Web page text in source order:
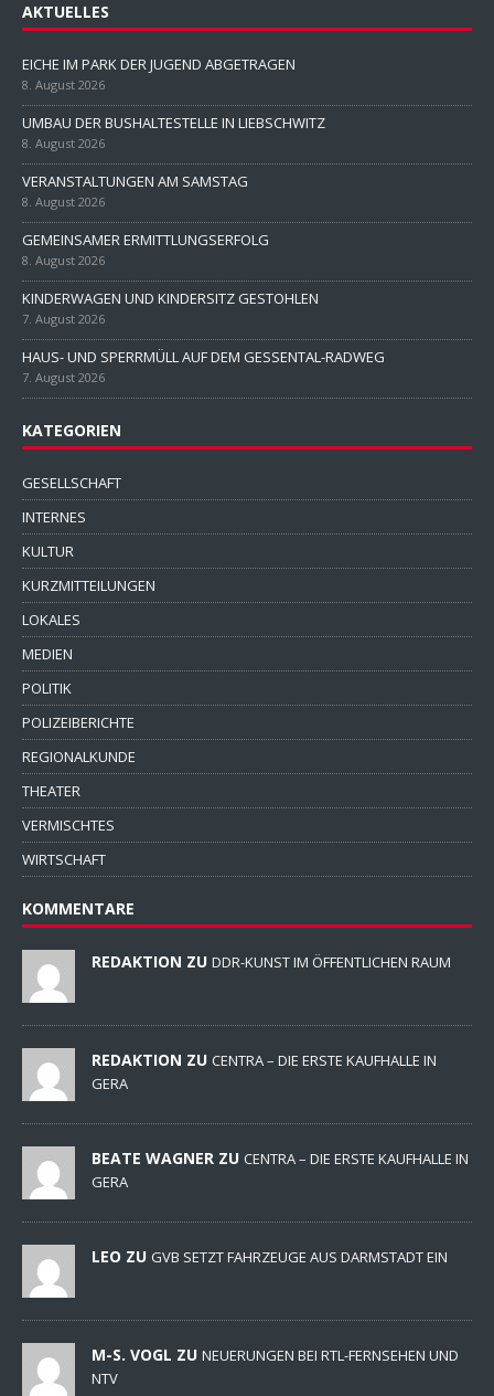
AKTUELLES
EICHE IM PARK DER JUGEND ABGETRAGEN
8. August 2026
UMBAU DER BUSHALTESTELLE IN LIEBSCHWITZ
8. August 2026
VERANSTALTUNGEN AM SAMSTAG
8. August 2026
GEMEINSAMER ERMITTLUNGSERFOLG
8. August 2026
KINDERWAGEN UND KINDERSITZ GESTOHLEN
7. August 2026
HAUS- UND SPERRMÜLL AUF DEM GESSENTAL-RADWEG
7. August 2026
KATEGORIEN
GESELLSCHAFT
INTERNES
KULTUR
KURZMITTEILUNGEN
LOKALES
MEDIEN
POLITIK
POLIZEIBERICHTE
REGIONALKUNDE
THEATER
VERMISCHTES
WIRTSCHAFT
KOMMENTARE
REDAKTION ZU DDR-KUNST IM ÖFFENTLICHEN RAUM
REDAKTION ZU CENTRA – DIE ERSTE KAUFHALLE IN
GERA
BEATE WAGNER ZU CENTRA – DIE ERSTE KAUFHALLE IN
GERA
LEO ZU GVB SETZT FAHRZEUGE AUS DARMSTADT EIN
M-S. VOGL ZU NEUERUNGEN BEI RTL-FERNSEHEN UND
NTV